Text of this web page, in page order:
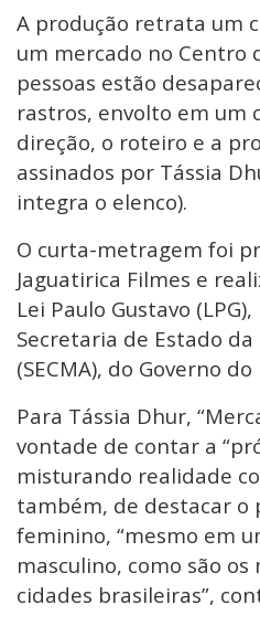
A produção retrata um
um mercado no Centro
pessoas estão
rastros, envolto em um
direção, o roteiro e a
assinados por Tássia
integra o elenco).
O curta-metragem foi
Jaguatirica Filmes e
Lei Paulo Gustavo
Secretaria de Estado
(SECMA), do Governo
Para Tássia Dhur,
vontade de contar a
misturando realidade
também, de destacar o
feminino, “mesmo em
masculino, como são
cidades brasileiras”,